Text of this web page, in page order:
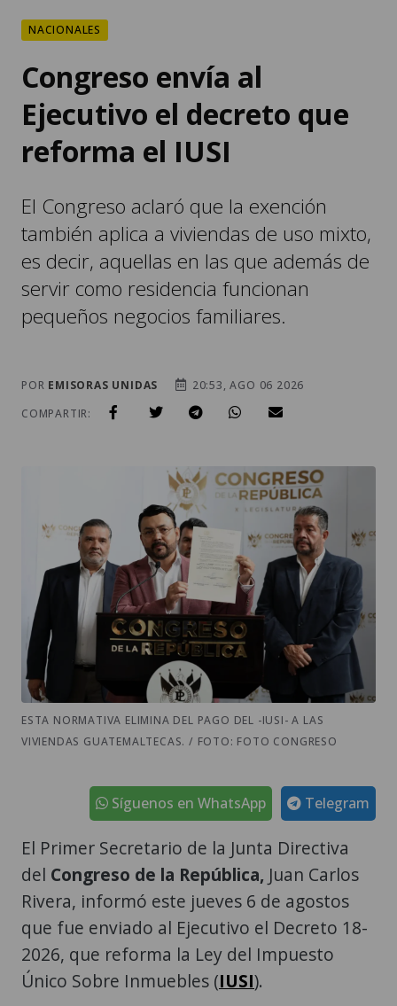
NACIONALES
Congreso envía al
Ejecutivo el decreto que
reforma el IUSI
El Congreso aclaró que la exención
también aplica a viviendas de uso mixto,
es decir, aquellas en las que además de
servir como residencia funcionan
pequeños negocios familiares.
POR EMISORAS UNIDAS
20:53, AGO 06 2026
COMPARTIR:
ESTA NORMATIVA ELIMINA DEL PAGO DEL -IUSI- A LAS
VIVIENDAS GUATEMALTECAS. / FOTO: FOTO CONGRESO
Telegram
Síguenos en WhatsApp
El Primer Secretario de la Junta Directiva
del Congreso de la República, Juan Carlos
Rivera, informó este jueves 6 de agostos
que fue enviado al Ejecutivo el Decreto 18-
2026, que reforma la Ley del Impuesto
Único Sobre Inmuebles (IUSI).